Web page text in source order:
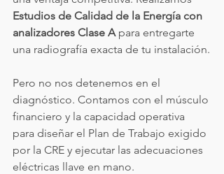
Estudios de Calidad de la Energía con
analizadores Clase A para entregarte
una radiografía exacta de tu instalación.
Pero no nos detenemos en el
diagnóstico. Contamos con el músculo
financiero y la capacidad operativa
para diseñar el Plan de Trabajo exigido
por la CRE y ejecutar las adecuaciones
eléctricas llave en mano.